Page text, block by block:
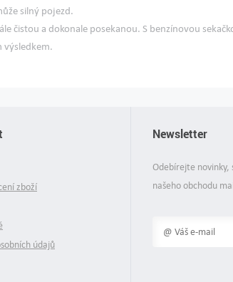
silný pojezd.
čistou a dokonale posekanou. S benzínovou
výsledkem.
zboží
údajů
Newsletter
Odebírejte novinky,
našeho obchodu